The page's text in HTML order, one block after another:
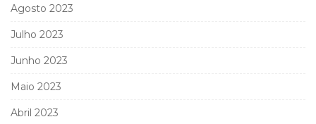
Agosto 2023
Julho 2023
Junho 2023
Maio 2023
Abril 2023